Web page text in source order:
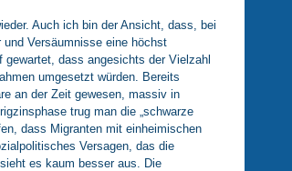
Auch ich bin der Ansicht, dass, bei
Versäumnisse eine höchst
gewartet, dass angesichts der Vielzahl
umgesetzt würden. Bereits
an der Zeit gewesen, massiv in
trug man die „schwarze
dass Migranten mit einheimischen
Versagen, das die
es kaum besser aus. Die